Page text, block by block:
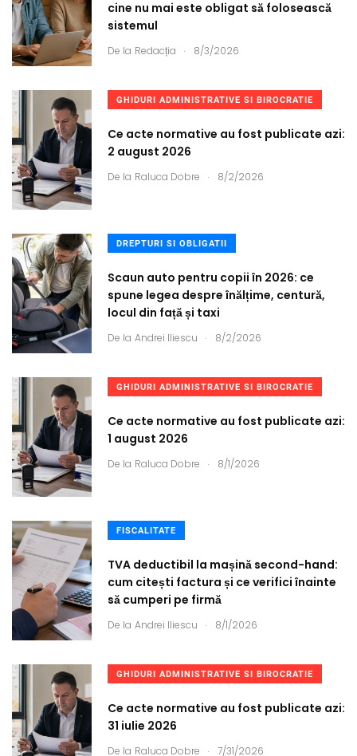
cine nu mai este obligat să folosească
sistemul
De la Redacția . 8/3/2026
GHIDURI ADMINISTRATIVE SI BIROCRATIE
Ce acte normative au fost publicate azi:
2 august 2026
De la Raluca Dobre . 8/2/2026
DREPTURI SI OBLIGATII
Scaun auto pentru copii în 2026: ce
spune legea despre înălțime, centură,
locul din față și taxi
De la Andrei Iliescu . 8/2/2026
GHIDURI ADMINISTRATIVE SI BIROCRATIE
Ce acte normative au fost publicate azi:
1 august 2026
De la Raluca Dobre . 8/1/2026
FISCALITATE
TVA deductibil la mașină second-hand:
cum citești factura și ce verifici înainte
să cumperi pe firmă
De la Andrei Iliescu . 8/1/2026
GHIDURI ADMINISTRATIVE SI BIROCRATIE
Ce acte normative au fost publicate azi:
31 iulie 2026
De la Raluca Dobre . 7/31/2026